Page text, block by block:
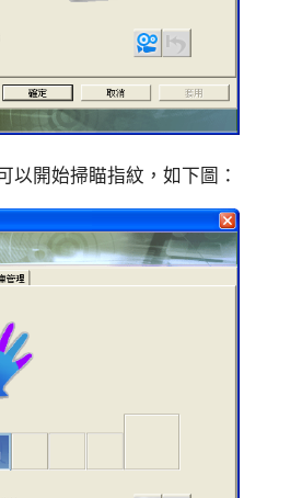
以開始掃瞄指紋，如下圖：